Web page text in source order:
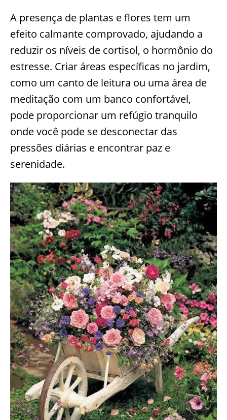
A presença de plantas e flores tem um
efeito calmante comprovado, ajudando a
reduzir os níveis de cortisol, o hormônio do
estresse. Criar áreas específicas no jardim,
como um canto de leitura ou uma área de
meditação com um banco confortável,
pode proporcionar um refúgio tranquilo
onde você pode se desconectar das
pressões diárias e encontrar paz e
serenidade.